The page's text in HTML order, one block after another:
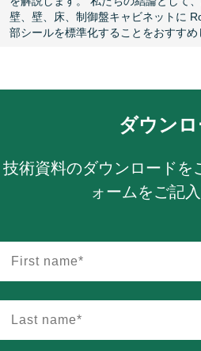
壁、壁、床、制御盤キャビネットに
部シールを標準化することをおすすめ
ダウンロ
技術資料のダウンロードを
ォームをご記入